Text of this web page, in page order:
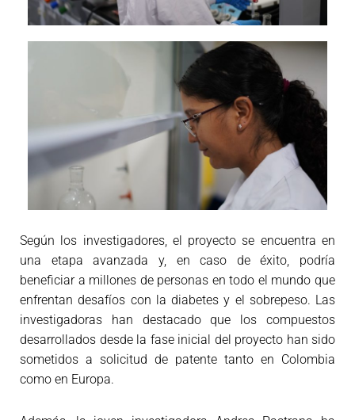
Según los investigadores, el proyecto se encuentra en
una etapa avanzada y, en caso de éxito, podría
beneficiar a millones de personas en todo el mundo que
enfrentan desafíos con la diabetes y el sobrepeso. Las
investigadoras han destacado que los compuestos
desarrollados desde la fase inicial del proyecto han sido
sometidos a solicitud de patente tanto en Colombia
como en Europa.